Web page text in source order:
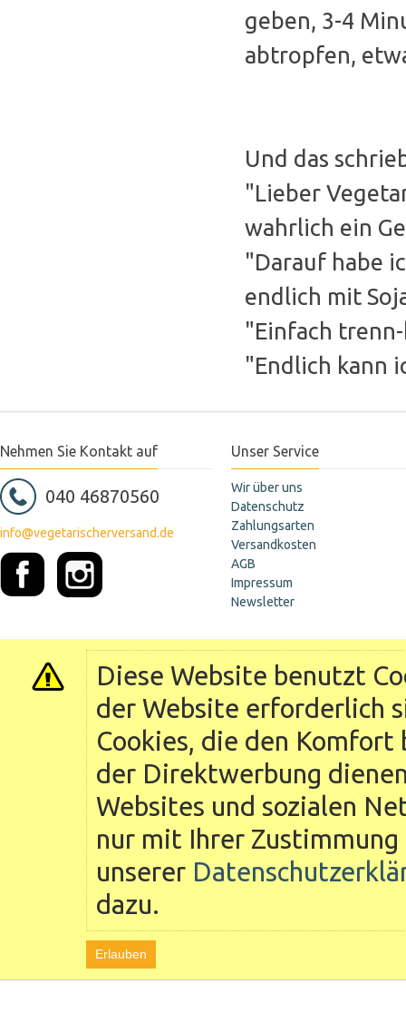
geben, 3-4
abtropfen,
Und das
"Lieber
wahrlich ein
"Darauf habe
endlich mit
"Einfach
"Endlich kann
Nehmen Sie Kontakt auf
040 46870560
info@vegetarischerversand.de
Unser Service
Wir über uns
Datenschutz
Zahlungsarten
Versandkosten
AGB
Impressum
Newsletter
Diese Website benutzt
der Website erforderlich
Cookies, die den
der Direktwerbung
Websites und sozialen
nur mit Ihrer
unserer
dazu.
Erlauben